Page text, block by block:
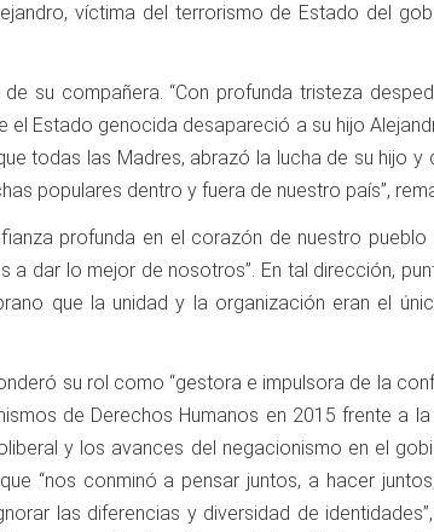
víctima del terrorismo de Estado del
su compañera. “Con profunda tristeza
el Estado genocida desapareció a su hijo
todas las Madres, abrazó la lucha de su hijo y
populares dentro y fuera de nuestro país”,
profunda en el corazón de nuestro
dar lo mejor de nosotros”. En tal dirección,
que la unidad y la organización eran el
su rol como “gestora e impulsora de la
de Derechos Humanos en 2015 frente a
y los avances del negacionismo en el
“nos conminó a pensar juntos, a hacer
las diferencias y diversidad de